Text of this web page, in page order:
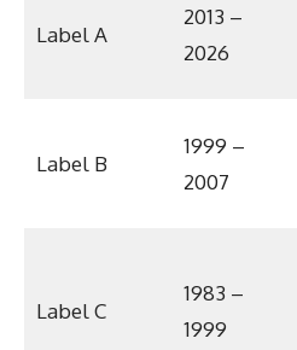
Label A
2013 –
2026
Label B
1999 –
2007
Label C
1983 –
1999